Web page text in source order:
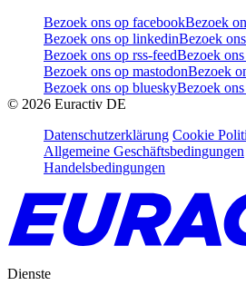
Bezoek ons op facebookBezoek
Bezoek ons op linkedinBezoek
Bezoek ons op rss-feedBezoek
Bezoek ons op mastodonBezoek
Bezoek ons op blueskyBezoek
© 2026 Euractiv DE
Datenschutzerklärung Cookie
Allgemeine Geschäftsbedingungen
Handelsbedingungen
Dienste